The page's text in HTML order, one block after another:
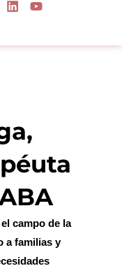
L
k
Y
t
campo de la
a familias y